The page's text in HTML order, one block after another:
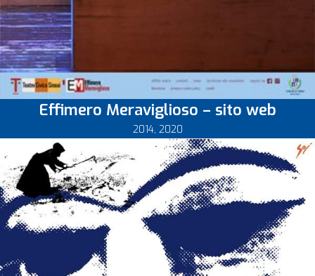
Effimero Meraviglioso – sito web
2014, 2020